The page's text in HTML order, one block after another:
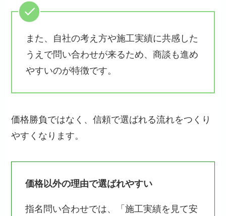
また、自社の考え方や施工実績に共感した
うえで問い合わせが来るため、商談も進め
やすいのが特徴です。
価格勝負ではなく、信頼で選ばれる流れをつくり
やすくなります。
価格以外の理由で選ばれやすい
指名問い合わせでは、「施工実績を見て安